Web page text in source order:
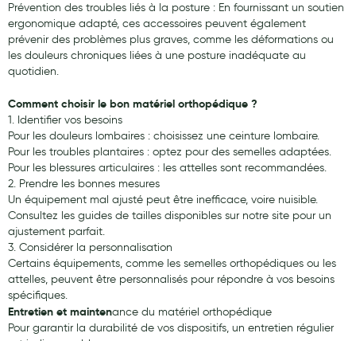
Prévention des troubles liés à la posture : En fournissant un soutien
ergonomique adapté, ces accessoires peuvent également
prévenir des problèmes plus graves, comme les déformations ou
les douleurs chroniques liées à une posture inadéquate au
quotidien.
Comment choisir le bon matériel orthopédique ?
1. Identifier vos besoins
Pour les douleurs lombaires : choisissez une ceinture lombaire.
Pour les troubles plantaires : optez pour des semelles adaptées.
Pour les blessures articulaires : les attelles sont recommandées.
2. Prendre les bonnes mesures
Un équipement mal ajusté peut être inefficace, voire nuisible.
Consultez les guides de tailles disponibles sur notre site pour un
ajustement parfait.
3. Considérer la personnalisation
Certains équipements, comme les semelles orthopédiques ou les
attelles, peuvent être personnalisés pour répondre à vos besoins
spécifiques.
Entretien et maintenance du matériel orthopédique
Pour garantir la durabilité de vos dispositifs, un entretien régulier